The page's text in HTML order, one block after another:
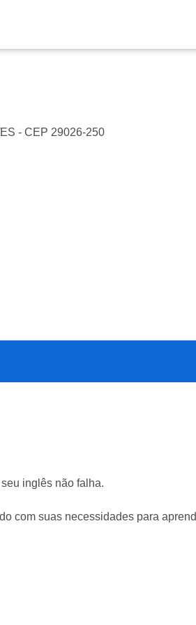
ES - CEP 29026-250
inglês não falha.
com suas necessidades para